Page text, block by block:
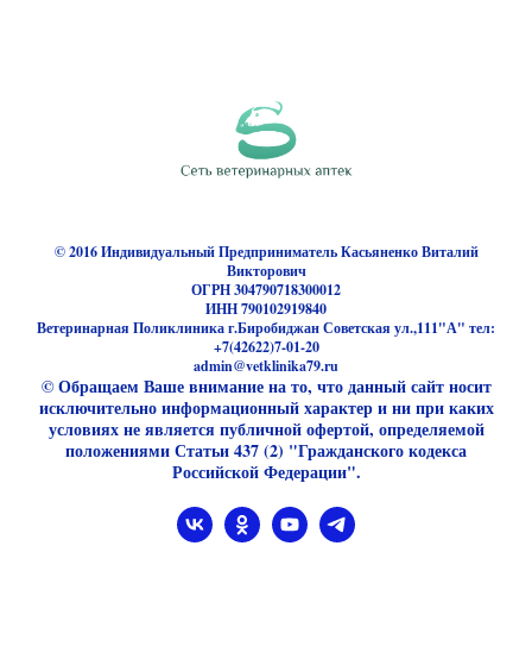
© 2016 Индивидуальный Предприниматель Касьяненко Виталий
Викторович
ОГРН 304790718300012
ИНН 790102919840
Ветеринарная Поликлиника г.Биробиджан Советская ул.,111"А" тел:
+7(42622)7-01-20
admin@vetklinika79.ru
© Обращаем Ваше внимание на то, что данный сайт носит
исключительно информационный характер и ни при каких
условиях не является публичной офертой, определяемой
положениями Статьи 437 (2) "Гражданского кодекса
Российской Федерации".